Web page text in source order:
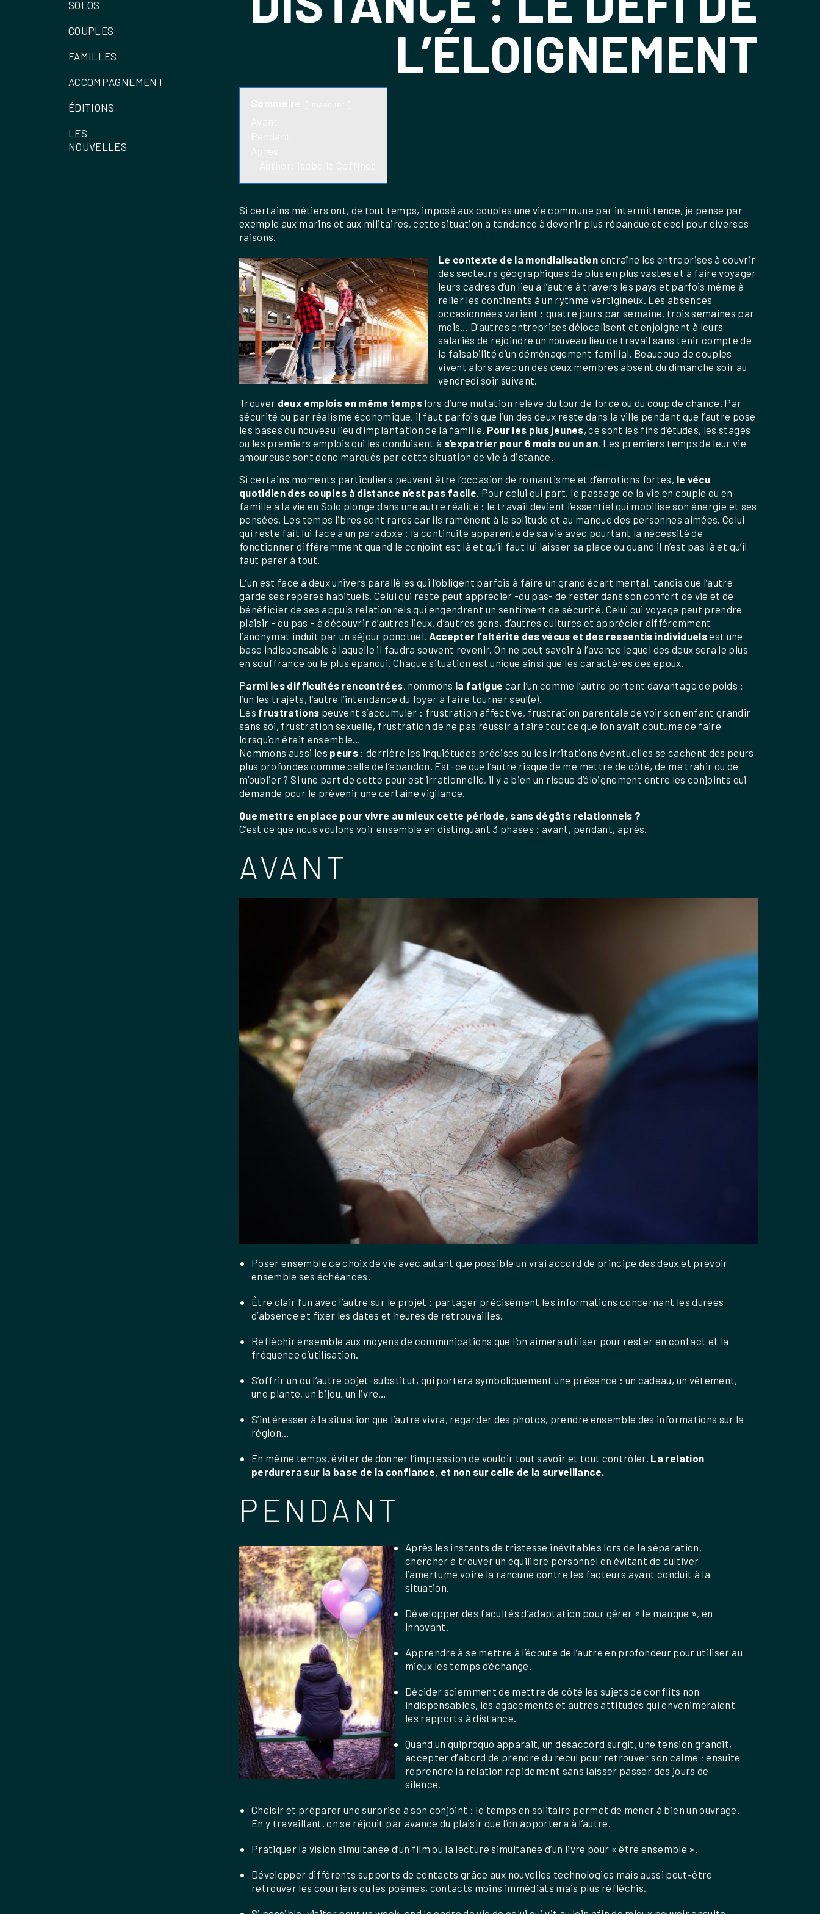
SOLOS
COUPLES
FAMILLES
ACCOMPAGNEMENT
ÉDITIONS
LES
NOUVELLES
L’ÉLOIGNEMENT
Si certains métiers ont, de tout temps, imposé aux couples une vie commune par intermittence, je pense par
exemple aux marins et aux militaires, cette situation a tendance à devenir plus répandue et ceci pour diverses
raisons.
Le contexte de la mondialisation entraîne les entreprises à couvrir
des secteurs géographiques de plus en plus vastes et à faire voyager
leurs cadres d’un lieu à l’autre à travers les pays et parfois même à
relier les continents à un rythme vertigineux. Les absences
occasionnées varient : quatre jours par semaine, trois semaines par
mois… D’autres entreprises délocalisent et enjoignent à leurs
salariés de rejoindre un nouveau lieu de travail sans tenir compte de
la faisabilité d’un déménagement familial. Beaucoup de couples
vivent alors avec un des deux membres absent du dimanche soir au
vendredi soir suivant.
Trouver deux emplois en même tempslors d’une mutation relève du tour de force ou du coup de chance. Par
sécurité ou par réalisme économique, il faut parfois que l’un des deux reste dans la ville pendant que l’autre pose
les bases du nouveau lieu d’implantation de la famille. Pour les plus jeunes, ce sont les fins d’études, les stages
ou les premiers emplois qui les conduisent à s’expatrier pour 6 mois ou un an. Les premiers temps de leur vie
amoureuse sont donc marqués par cette situation de vie à distance.
Si certains moments particuliers peuvent être l’occasion de romantisme et d’émotions fortes, le vécu
quotidien des couples à distance n’est pas facile. Pour celui qui part, le passage de la vie en couple ou en
famille à la vie en Solo plonge dans une autre réalité : le travail devient l’essentiel qui mobilise son énergie et ses
pensées. Les temps libres sont rares car ils ramènent à la solitude et au manque des personnes aimées. Celui
qui reste fait lui face à un paradoxe : la continuité apparente de sa vie avec pourtant la nécessité de
fonctionner différemment quand le conjoint est là et qu’il faut lui laisser sa place ou quand il n’est pas là et qu’il
faut parer à tout.
L’un est face à deux univers parallèles qui l’obligent parfois à faire un grand écart mental, tandis que l’autre
garde ses repères habituels. Celui qui reste peut apprécier -ou pas- de rester dans son confort de vie et de
bénéficier de ses appuis relationnels qui engendrent un sentiment de sécurité. Celui qui voyage peut prendre
plaisir – ou pas – à découvrir d’autres lieux, d’autres gens, d’autres cultures et apprécier différemment
l’anonymat induit par un séjour ponctuel. Accepter l’altérité des vécus et des ressentis individuelsest une
base indispensable à laquelle il faudra souvent revenir. On ne peut savoir à l’avance lequel des deux sera le plus
en souffrance ou le plus épanoui. Chaque situation est unique ainsi que les caractères des époux.
Parmi les difficultés rencontrées, nommons la fatigue car l’un comme l’autre portent davantage de poids :
l’un les trajets, l’autre l’intendance du foyer à faire tourner seul(e).
Les frustrations peuvent s’accumuler : frustration affective, frustration parentale de voir son enfant grandir
sans soi, frustration sexuelle, frustration de ne pas réussir à faire tout ce que l’on avait coutume de faire
lorsqu’on était ensemble…
Nommons aussi les peurs : derrière les inquiétudes précises ou les irritations éventuelles se cachent des peurs
plus profondes comme celle de l’abandon. Est-ce que l’autre risque de me mettre de côté, de me trahir ou de
m’oublier ? Si une part de cette peur est irrationnelle, il y a bien un risque d’éloignement entre les conjoints qui
demande pour le prévenir une certaine vigilance.
Que mettre en place pour vivre au mieux cette période, sans dégâts relationnels ?
C’est ce que nous voulons voir ensemble en distinguant 3 phases : avant, pendant, après.
AVANT
Poser ensemble ce choix de vie avec autant que possible un vrai accord de principe des deux et prévoir
ensemble ses échéances.
Être clair l’un avec l’autre sur le projet : partager précisément les informations concernant les durées
d’absence et fixer les dates et heures de retrouvailles.
Réfléchir ensemble aux moyens de communications que l’on aimera utiliser pour rester en contact et la
fréquence d’utilisation.
S’offrir un ou l’autre objet-substitut, qui portera symboliquement une présence : un cadeau, un vêtement,
une plante, un bijou, un livre…
S’intéresser à la situation que l’autre vivra, regarder des photos, prendre ensemble des informations sur la
région…
En même temps, éviter de donner l’impression de vouloir tout savoir et tout contrôler. La relation
perdurera sur la base de la confiance, et non sur celle de la surveillance.
PENDANT
Après les instants de tristesse inévitables lors de la séparation,
chercher à trouver un équilibre personnel en évitant de cultiver
l’amertume voire la rancune contre les facteurs ayant conduit à la
situation.
Développer des facultés d’adaptation pour gérer « le manque », en
innovant.
Apprendre à se mettre à l’écoute de l’autre en profondeur pour utiliser au
mieux les temps d’échange.
Décider sciemment de mettre de côté les sujets de conflits non
indispensables, les agacements et autres attitudes qui envenimeraient
les rapports à distance.
Quand un quiproquo apparait, un désaccord surgit, une tension grandit,
accepter d’abord de prendre du recul pour retrouver son calme ; ensuite
reprendre la relation rapidement sans laisser passer des jours de
silence.
Choisir et préparer une surprise à son conjoint : le temps en solitaire permet de mener à bien un ouvrage.
En y travaillant, on se réjouit par avance du plaisir que l’on apportera à l’autre.
Pratiquer la vision simultanée d’un film ou la lecture simultanée d’un livre pour « être ensemble ».
Développer différents supports de contacts grâce aux nouvelles technologies mais aussi peut-être
retrouver les courriers ou les poèmes, contacts moins immédiats mais plus réfléchis.